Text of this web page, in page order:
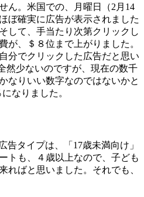
ん。米国での、月曜日（2月14
ぼ確実に広告が表示されました
して、手当たり次第クリックし
が、＄８位まで上がりました。
分でクリックした広告だと思い
然少ないのですが、現在の数千
なりいい数字なのではないかと
なりました。
告タイプは、「17歳未満向け」
トも、４歳以上なので、子ども
ればと思いました。それでも、